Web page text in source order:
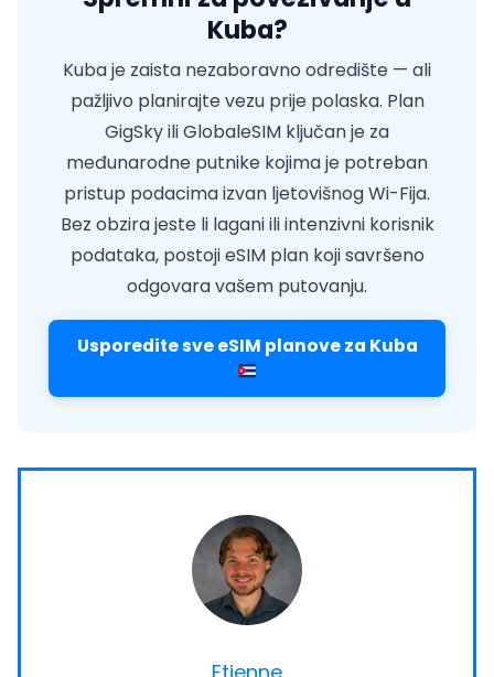
Kuba?
Kuba je zaista nezaboravno odredište — ali
pažljivo planirajte vezu prije polaska. Plan
GigSky ili GlobaleSIM ključan je za
međunarodne putnike kojima je potreban
pristup podacima izvan ljetovišnog Wi-Fija.
Bez obzira jeste li lagani ili intenzivni korisnik
podataka, postoji eSIM plan koji savršeno
odgovara vašem putovanju.
Usporedite sve eSIM planove za Kuba